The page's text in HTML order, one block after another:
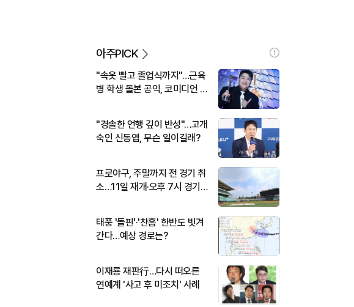
아주PICK
"속옷 빨고 졸업식까지"…근육
병 학생 돌본 공익, 코미디언 김
"경솔한 언행 깊이 반성"…고개
숙인 신동엽, 무슨 일이길래?
프로야구, 주말까지 전 경기 취
소…11일 재개·오후 7시 경기
태풍 '돌핀'·'찬홈' 한반도 빗겨
간다…예상 경로는?
이재룡 재판行…다시 떠오른
연예계 '사고 후 미조치' 사례